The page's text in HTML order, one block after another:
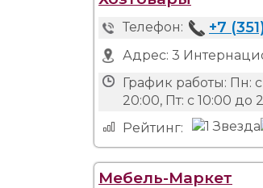
Телефон: +7
Адрес: 3
График работы: Пн:
20:00, Пт: с 10:00 до
Рейтинг:
Мебель-Маркет